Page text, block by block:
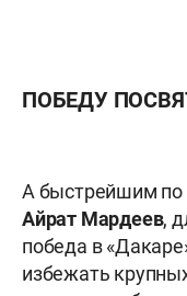
ПОБЕДУ
А быстрейшим по
Айрат Мардеев,
победа в
избежать